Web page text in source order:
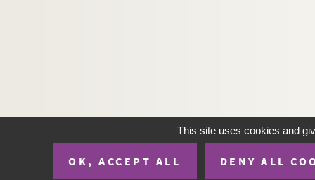
This site uses cookies and
OK, ACCEPT ALL DENY ALL